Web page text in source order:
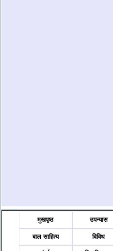
मुखपृष्ठ उपन्यास
बाल साहित्य विविध